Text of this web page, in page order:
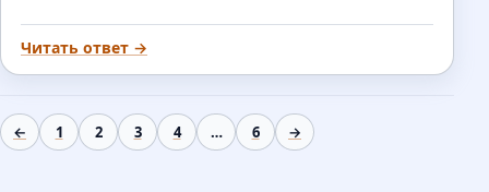
Читать ответ →
← 1 2 3 4 … 6 →